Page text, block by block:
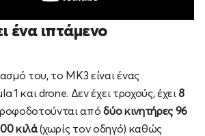
ένα ιπτάμενο
του, το MK3 είναι ένας
1 και drone. Δεν έχει τροχούς, έχει8
απόδύο κινητήρες 96
κιλά(χωρίς τον οδηγό) καθώς